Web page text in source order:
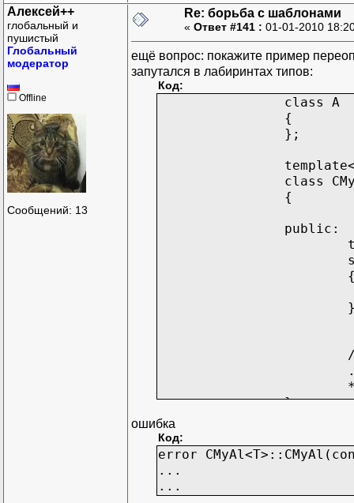
Алексей++
глобальный и
пушистый
Глобальный
модератор
Offline
Сообщений: 13
Re: борьба с шаблонами
« Ответ #141 : 01-01-2010
ещё вопрос: покажите пример
запутался в лабиринтах типов:
Код:
class A
{
};
class
{
public:
};
td_map
ошибка
Код:
error
...
...